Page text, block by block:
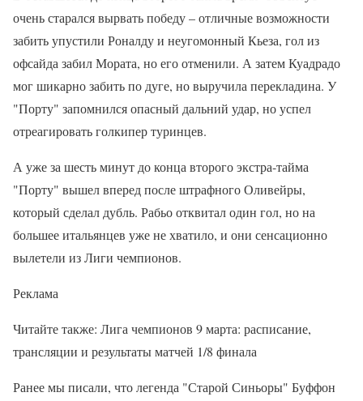
очень старался вырвать победу – отличные возможности
забить упустили Роналду и неугомонный Кьеза, гол из
офсайда забил Мората, но его отменили. А затем Куадрадо
мог шикарно забить по дуге, но выручила перекладина. У
"Порту" запомнился опасный дальний удар, но успел
отреагировать голкипер туринцев.
А уже за шесть минут до конца второго экстра-тайма
"Порту" вышел вперед после штрафного Оливейры,
который сделал дубль. Рабьо отквитал один гол, но на
большее итальянцев уже не хватило, и они сенсационно
вылетели из Лиги чемпионов.
Реклама
Читайте также: Лига чемпионов 9 марта: расписание,
трансляции и результаты матчей 1/8 финала
Ранее мы писали, что легенда "Старой Синьоры" Буффон